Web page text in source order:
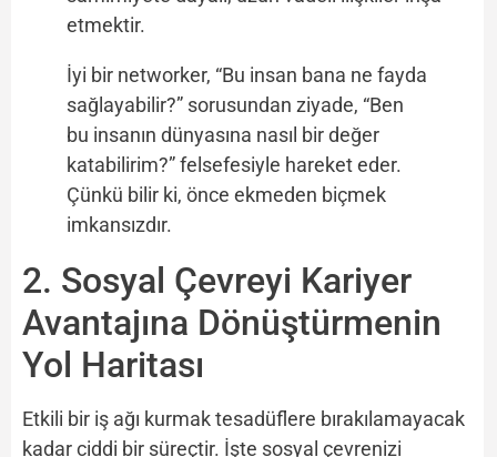
etmektir.
İyi bir networker, “Bu insan bana ne fayda
sağlayabilir?” sorusundan ziyade, “Ben
bu insanın dünyasına nasıl bir değer
katabilirim?” felsefesiyle hareket eder.
Çünkü bilir ki, önce ekmeden biçmek
imkansızdır.
2. Sosyal Çevreyi Kariyer
Avantajına Dönüştürmenin
Yol Haritası
Etkili bir iş ağı kurmak tesadüflere bırakılamayacak
kadar ciddi bir süreçtir. İşte sosyal çevrenizi